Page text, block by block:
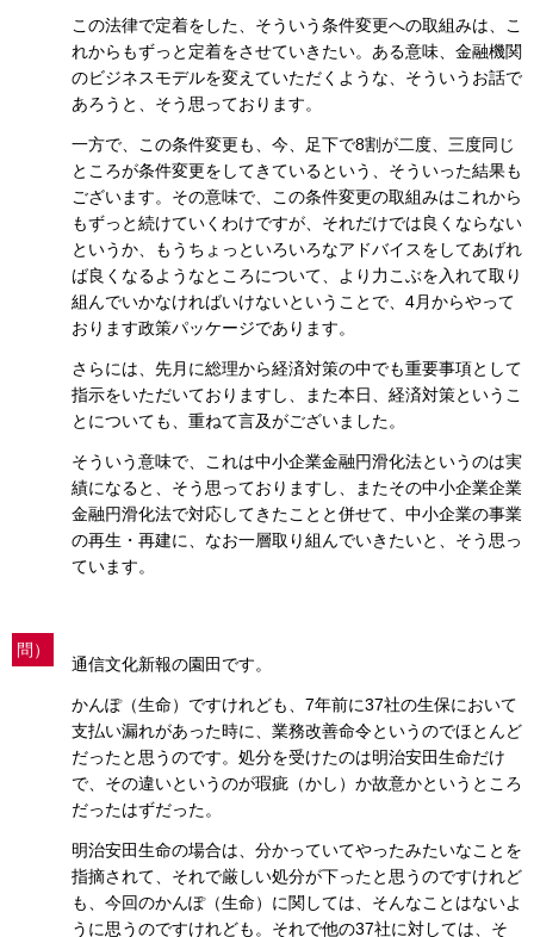
この法律で定着をした、そういう条件変更への取組みは、こ
れからもずっと定着をさせていきたい。ある意味、金融機関
のビジネスモデルを変えていただくような、そういうお話で
あろうと、そう思っております。
一方で、この条件変更も、今、足下で8割が二度、三度同じ
ところが条件変更をしてきているという、そういった結果も
ございます。その意味で、この条件変更の取組みはこれから
もずっと続けていくわけですが、それだけでは良くならない
というか、もうちょっといろいろなアドバイスをしてあげれ
ば良くなるようなところについて、より力こぶを入れて取り
組んでいかなければいけないということで、4月からやって
おります政策パッケージであります。
さらには、先月に総理から経済対策の中でも重要事項として
指示をいただいておりますし、また本日、経済対策というこ
とについても、重ねて言及がございました。
そういう意味で、これは中小企業金融円滑化法というのは実
績になると、そう思っておりますし、またその中小企業企業
金融円滑化法で対応してきたことと併せて、中小企業の事業
の再生・再建に、なお一層取り組んでいきたいと、そう思っ
ています。
問）
通信文化新報の園田です。
かんぽ（生命）ですけれども、7年前に37社の生保において
支払い漏れがあった時に、業務改善命令というのでほとんど
だったと思うのです。処分を受けたのは明治安田生命だけ
で、その違いというのが瑕疵（かし）か故意かというところ
だったはずだった。
明治安田生命の場合は、分かっていてやったみたいなことを
指摘されて、それで厳しい処分が下ったと思うのですけれど
も、今回のかんぽ（生命）に関しては、そんなことはないよ
うに思うのですけれども。それで他の37社に対しては、そ